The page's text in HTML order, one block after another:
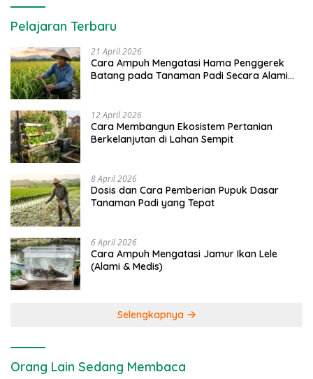
Pelajaran Terbaru
21 April 2026
Cara Ampuh Mengatasi Hama Penggerek
Batang pada Tanaman Padi Secara Alami
12 April 2026
Cara Membangun Ekosistem Pertanian
Berkelanjutan di Lahan Sempit
8 April 2026
Dosis dan Cara Pemberian Pupuk Dasar
Tanaman Padi yang Tepat
6 April 2026
Cara Ampuh Mengatasi Jamur Ikan Lele
(Alami & Medis)
Selengkapnya
Orang Lain Sedang Membaca